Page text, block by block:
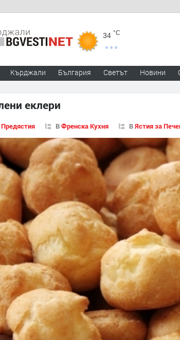
34 °C
Кърджали България Светът Новини
еклери
Предястия ВФренска Кухня ВЯстия за